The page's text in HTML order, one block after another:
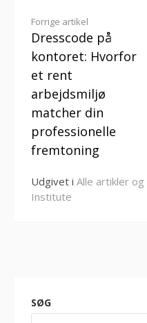
Læs
videre
Forrige artikel
Dresscode på
kontoret: Hvorfor
et rent
arbejdsmiljø
matcher din
professionelle
fremtoning
Udgivet i Alle artikler og
Institute
SØG